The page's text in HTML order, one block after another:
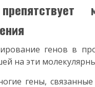
генов в
на эти
гены,